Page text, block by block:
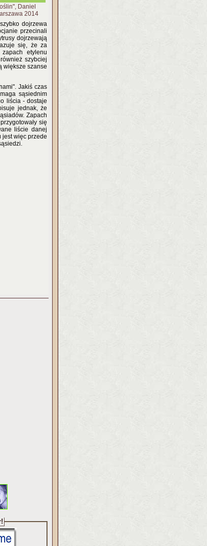
Daniel
2014
dojrzewa
przecinali
dojrzewają
się, że za
etylenu
szybciej
większe szanse
Jakiś czas
sąsiednim
liścia - dostaje
jednak, że
Zapach
się
liście danej
jest więc przede